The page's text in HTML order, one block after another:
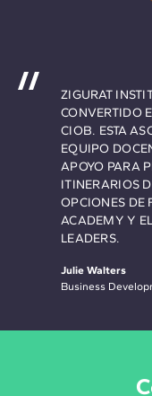
ZIGURAT
CONVERTIDO
CIOB. ESTA
EQUIPO
APOYO PARA
ITINERARIOS
OPCIONES DE
ACADEMY Y
LEADERS.
Julie Walters
Business